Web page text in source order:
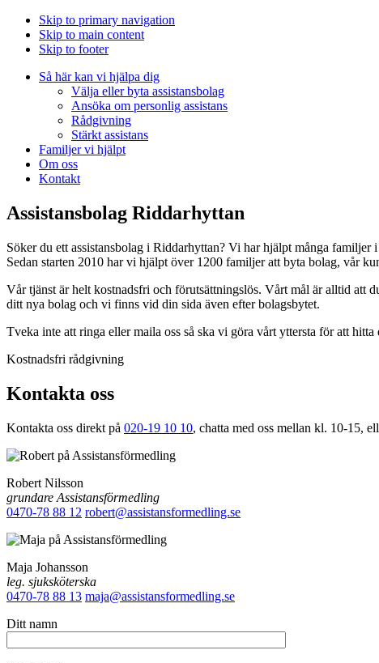
Skip to primary navigation
Skip to main content
Skip to footer
Så här kan vi hjälpa dig
Välja eller byta assistansbolag
Ansöka om personlig assistans
Rådgivning
Stärkt assistans
Familjer vi hjälpt
Om oss
Kontakt
Assistansbolag Riddarhyttan
Söker du ett assistansbolag i Riddarhyttan? Vi har hjälpt många
Sedan starten 2010 har vi hjälpt över 1200 familjer att byta bolag, vår
Vår tjänst är helt kostnadsfri och förutsättningslös. Vårt mål är alltid att
ditt nya bolag och vi finns vid din sida även efter bolagsbytet.
Tveka inte att ringa eller maila oss så ska vi göra vårt yttersta för att hitta
Kostnadsfri rådgivning
Kontakta oss
Kontakta oss direkt på 020-19 10 10, chatta med oss mellan kl. 10-15,
Robert Nilsson
grundare Assistansförmedling
0470-78 88 12 robert@assistansformedling.se
Maja Johansson
leg. sjuksköterska
0470-78 88 13 maja@assistansformedling.se
Ditt namn